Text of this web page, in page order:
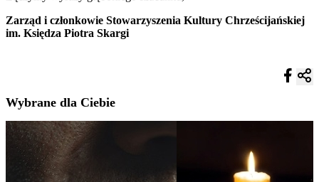
Zarząd i członkowie Stowarzyszenia Kultury Chrześcijańskiej
im. Księdza Piotra Skargi
Wybrane dla Ciebie